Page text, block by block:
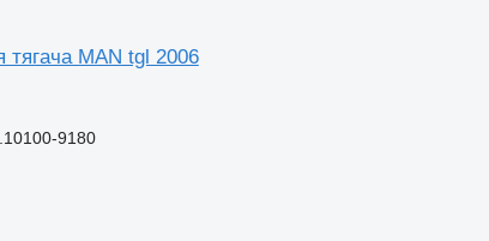
MAN tgl 2006
9180